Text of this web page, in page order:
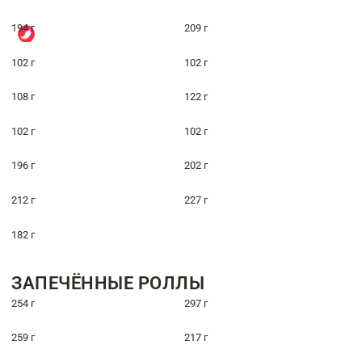
194 г 209 г
102 г 102 г
108 г 122 г
102 г 102 г
196 г 202 г
212 г 227 г
182 г
ЗАПЕЧЁННЫЕ РОЛЛЫ
254 г 297 г
259 г 217 г